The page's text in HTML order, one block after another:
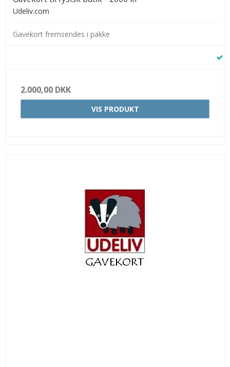
Udeliv.com
Gavekort fremsendes i pakke
2.000,00 DKK
VIS PRODUKT